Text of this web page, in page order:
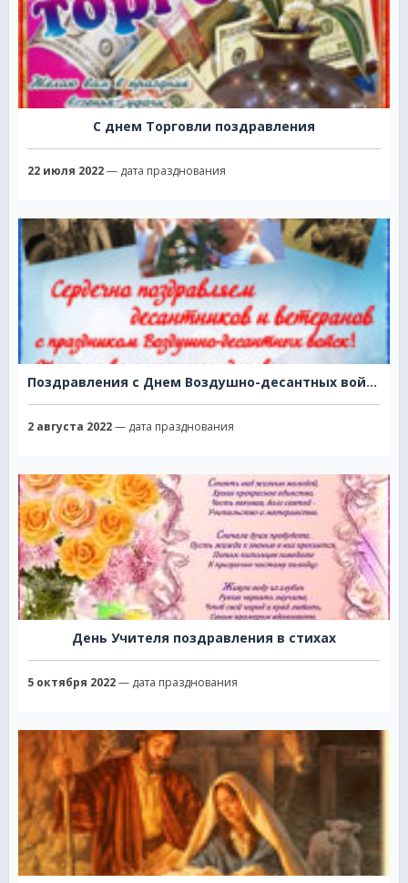
С днем Торговли поздравления
22 июля 2022— дата празднования
Поздравления с Днем Воздушно-десантных войск ВДВ десантникам
2 августа 2022— дата празднования
День Учителя поздравления в стихах
5 октября 2022— дата празднования